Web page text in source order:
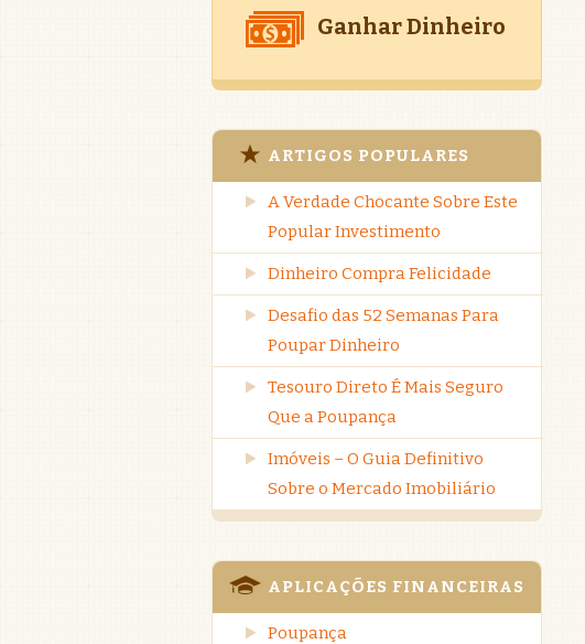
Ganhar Dinheiro
ARTIGOS POPULARES
A Verdade Chocante Sobre Este
Popular Investimento
Dinheiro Compra Felicidade
Desafio das 52 Semanas Para
Poupar Dinheiro
Tesouro Direto É Mais Seguro
Que a Poupança
Imóveis – O Guia Definitivo
Sobre o Mercado Imobiliário
APLICAÇÕES FINANCEIRAS
Poupança